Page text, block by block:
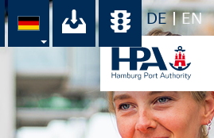
DE EN
Suche Ihr Download-